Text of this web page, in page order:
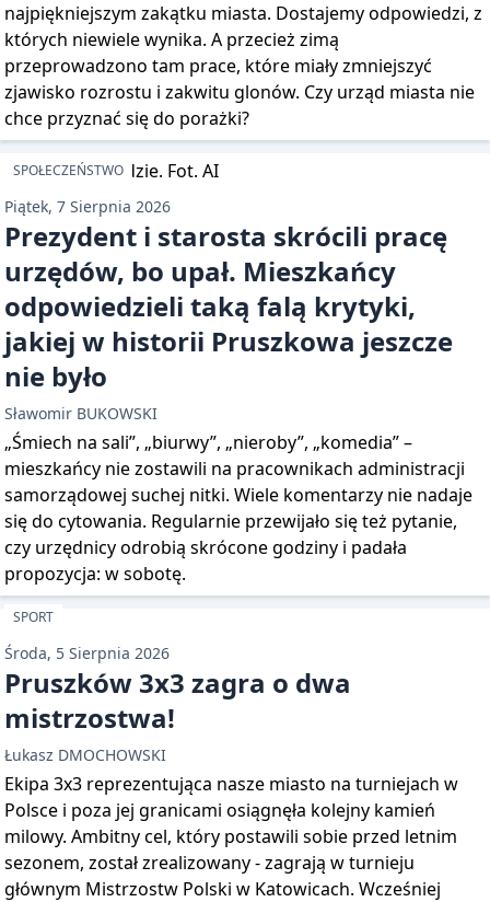
najpiękniejszym zakątku miasta. Dostajemy odpowiedzi, z
których niewiele wynika. A przecież zimą
przeprowadzono tam prace, które miały zmniejszyć
zjawisko rozrostu i zakwitu glonów. Czy urząd miasta nie
chce przyznać się do porażki?
SPOŁECZEŃSTWO
Piątek, 7 Sierpnia 2026
Prezydent i starosta skrócili pracę
urzędów, bo upał. Mieszkańcy
odpowiedzieli taką falą krytyki,
jakiej w historii Pruszkowa jeszcze
nie było
Sławomir BUKOWSKI
„Śmiech na sali”, „biurwy”, „nieroby”, „komedia” –
mieszkańcy nie zostawili na pracownikach administracji
samorządowej suchej nitki. Wiele komentarzy nie nadaje
się do cytowania. Regularnie przewijało się też pytanie,
czy urzędnicy odrobią skrócone godziny i padała
propozycja: w sobotę.
SPORT
Środa, 5 Sierpnia 2026
Pruszków 3x3 zagra o dwa
mistrzostwa!
Łukasz DMOCHOWSKI
Ekipa 3x3 reprezentująca nasze miasto na turniejach w
Polsce i poza jej granicami osiągnęła kolejny kamień
milowy. Ambitny cel, który postawili sobie przed letnim
sezonem, został zrealizowany - zagrają w turnieju
głównym Mistrzostw Polski w Katowicach. Wcześniej